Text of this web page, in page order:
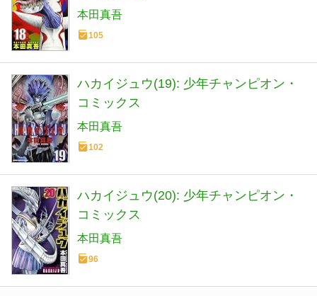
本田真吾
105
ハカイジュウ(19): 少年チャンピオン・
コミックス
本田真吾
102
ハカイジュウ(20): 少年チャンピオン・
コミックス
本田真吾
96